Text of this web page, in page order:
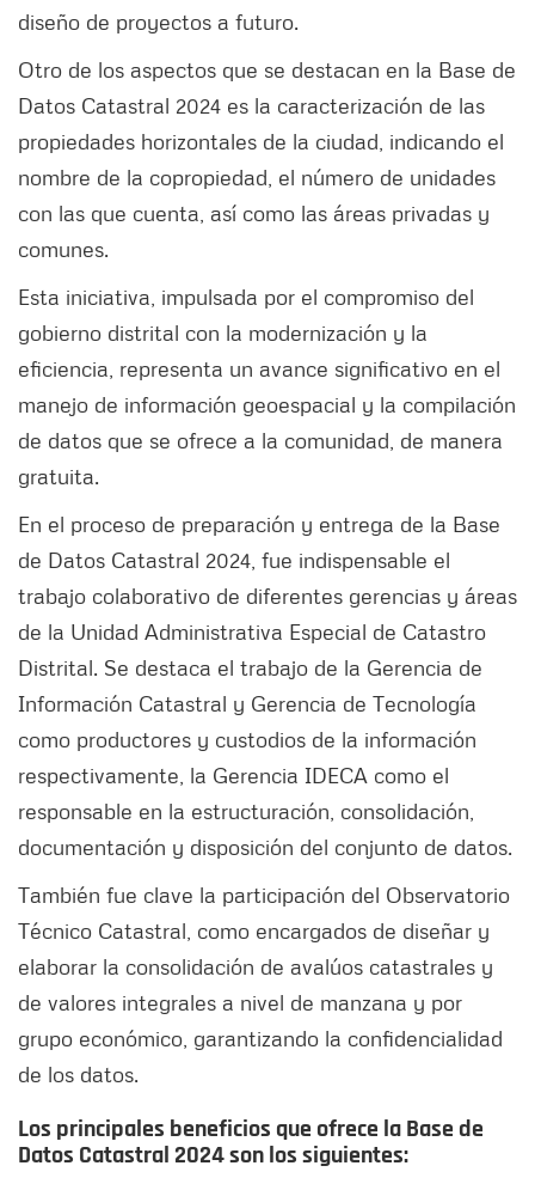
diseño de proyectos a futuro.
Otro de los aspectos que se destacan en la Base de
Datos Catastral 2024 es la caracterización de las
propiedades horizontales de la ciudad, indicando el
nombre de la copropiedad, el número de unidades
con las que cuenta, así como las áreas privadas y
comunes.
Esta iniciativa, impulsada por el compromiso del
gobierno distrital con la modernización y la
eficiencia, representa un avance significativo en el
manejo de información geoespacial y la compilación
de datos que se ofrece a la comunidad, de manera
gratuita.
En el proceso de preparación y entrega de la Base
de Datos Catastral 2024, fue indispensable el
trabajo colaborativo de diferentes gerencias y áreas
de la Unidad Administrativa Especial de Catastro
Distrital. Se destaca el trabajo de la Gerencia de
Información Catastral y Gerencia de Tecnología
como productores y custodios de la información
respectivamente, la Gerencia IDECA como el
responsable en la estructuración, consolidación,
documentación y disposición del conjunto de datos.
También fue clave la participación del Observatorio
Técnico Catastral, como encargados de diseñar y
elaborar la consolidación de avalúos catastrales y
de valores integrales a nivel de manzana y por
grupo económico, garantizando la confidencialidad
de los datos.
Los principales beneficios que ofrece la Base de
Datos Catastral 2024 son los siguientes: